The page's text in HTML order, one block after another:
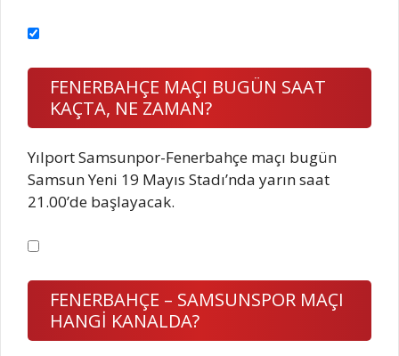
FENERBAHÇE MAÇI BUGÜN SAAT
KAÇTA, NE ZAMAN?
Yılport Samsunpor-Fenerbahçe maçı bugün
Samsun Yeni 19 Mayıs Stadı’nda yarın saat
21.00’de başlayacak.
FENERBAHÇE – SAMSUNSPOR MAÇI
HANGİ KANALDA?